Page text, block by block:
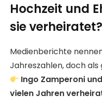
Hochzeit und
sie verheiratet?
Medienberichte
Jahreszahlen, doch als
Ingo Zamperoni
vielen Jahren